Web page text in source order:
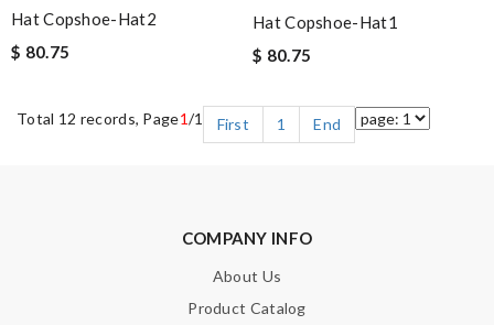
Hat Copshoe-Hat2
$ 80.75
Hat Copshoe-Hat1
$ 80.75
Total 12 records, Page1/1 First 1 End
COMPANY INFO
About Us
Product Catalog